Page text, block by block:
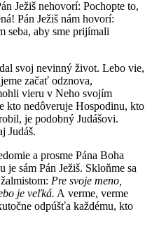
Ježiš nehovorí: Pochopte to,
Pán Ježiš nám hovorí:
seba, aby sme prijímali
svoj nevinný život. Lebo vie,
začať odznova,
vieru v Neho svojím
kto nedôveruje Hospodinu, kto
je podobný Judášovi.
Judáš.
a prosme Pána Boha
sám Pán Ježiš. Skloňme sa
Pre svoje meno,
je veľká. A verme, verme
odpúšťa každému, kto